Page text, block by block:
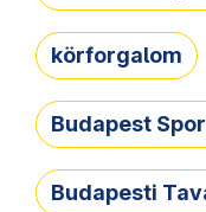
körforgalom
Budapest
Budapesti